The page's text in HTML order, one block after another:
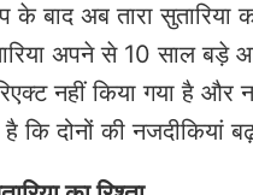
के बाद अब तारा
अपने से 10 साल
नहीं किया गया है और न
है कि दोनों की